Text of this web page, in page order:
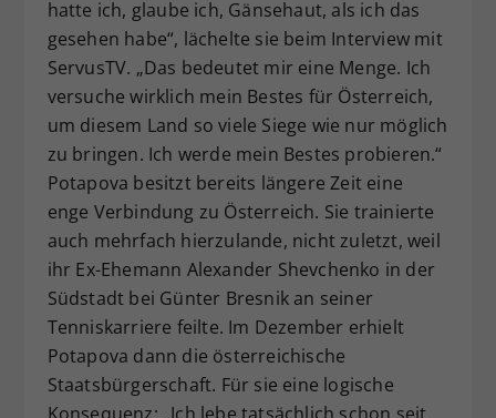
hatte ich, glaube ich, Gänsehaut, als ich das
gesehen habe“, lächelte sie beim Interview mit
ServusTV. „Das bedeutet mir eine Menge. Ich
versuche wirklich mein Bestes für Österreich,
um diesem Land so viele Siege wie nur möglich
zu bringen. Ich werde mein Bestes probieren.“
Potapova besitzt bereits längere Zeit eine
enge Verbindung zu Österreich. Sie trainierte
auch mehrfach hierzulande, nicht zuletzt, weil
ihr Ex-Ehemann Alexander Shevchenko in der
Südstadt bei Günter Bresnik an seiner
Tenniskarriere feilte. Im Dezember erhielt
Potapova dann die österreichische
Staatsbürgerschaft. Für sie eine logische